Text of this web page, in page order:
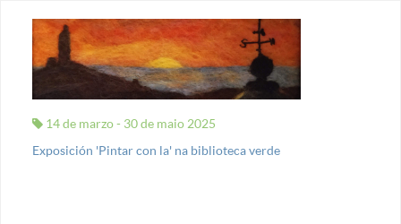
14 de marzo - 30 de maio 2025
Exposición 'Pintar con la' na biblioteca verde